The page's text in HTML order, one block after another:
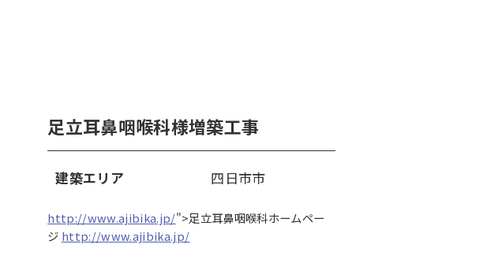
足立耳鼻咽喉科様増築工事
建築エリア 四日市市
http://www.ajibika.jp/">足立耳鼻咽喉科ホームペー
ジ http://www.ajibika.jp/